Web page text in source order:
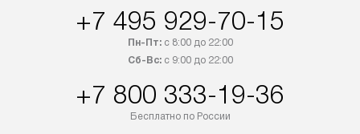
осуществляется через
транспортную компанию. После
100% предоплаты мы бесплатно
до представительства
транспортной компании в городе
материалы
и регулярное
обеспечивают
+7 495 929-70-15
Пн-Пт:с 8:00 до 22:00
Сб-Вс:с 9:00 до 22:00
+7 800 333-19-36
Бесплатно по России